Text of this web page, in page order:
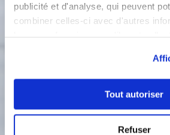
publicité et d'analyse, qui peuvent
combiner celles-ci avec d'autres
Tout autoriser
Refuser
1 étape
Mettre la gélatine